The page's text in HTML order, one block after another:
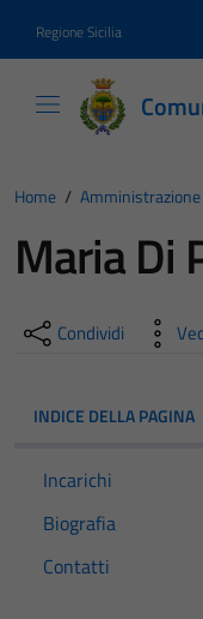
Regione Sicilia
Home / Amministrazione
Maria Di
Condividi
INDICE DELLA PAGINA
Incarichi
Biografia
Contatti